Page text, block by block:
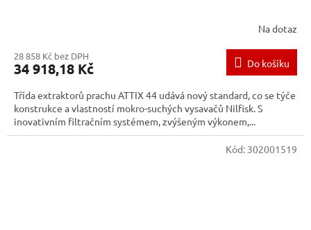
Na dotaz
28 858 Kč bez DPH
34 918,18 Kč Do košíku
Třída extraktorů prachu ATTIX 44 udává nový standard, co se týče
konstrukce a vlastností mokro-suchých vysavačů Nilfisk. S
inovativním filtračním systémem, zvýšeným výkonem,...
Kód: 302001519